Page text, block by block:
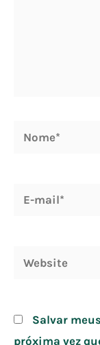
Nome*
Website
Salvar
próxima vez